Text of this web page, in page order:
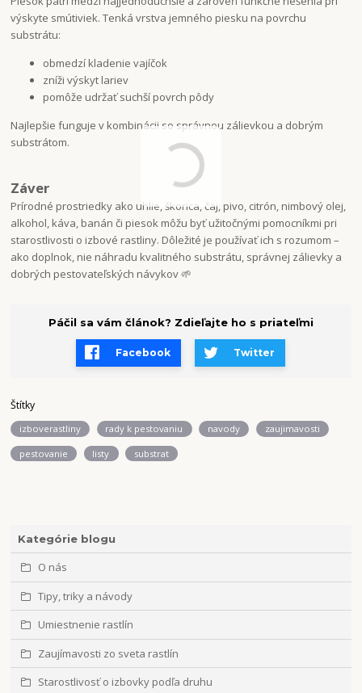
Kategórie blogu
O nás
Tipy, triky a návody
Umiestnenie rastlín
Zaujímavosti zo sveta rastlín
Starostlivosť o izbovky podľa druhu
výskyte smútiviek. Tenká vrstva jemného piesku na povrchu
substrátu:
obmedzí kladenie vajíčok
zníži výskyt lariev
pomôže udržať suchší povrch pôdy
Najlepšie funguje v kombinácii so správnou zálievkou a dobrým
substrátom.
Záver
Prírodné prostriedky ako uhlie, škorica, čaj, pivo, citrón, nimbový olej,
alkohol, káva, banán či piesok môžu byť užitočnými pomocníkmi pri
starostlivosti o izbové rastliny. Dôležité je používať ich s rozumom –
ako doplnok, nie náhradu kvalitného substrátu, správnej zálievky a
dobrých pestovateľských návykov 🌱
Páčil sa vám článok? Zdieľajte ho s priateľmi
Facebook Twitter
Štítky
izboverastliny rady k pestovaniu navody zaujimavosti
pestovanie listy substrat